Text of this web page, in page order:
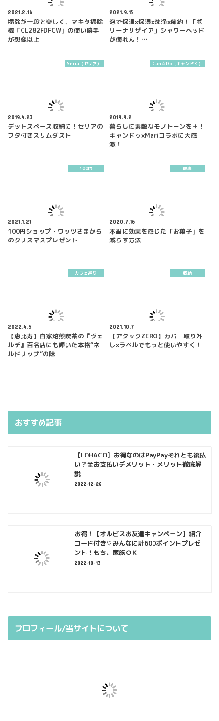
2021.2.16
掃除が一段と楽しく。マキタ掃除
機「CL282FDFCW」の使い勝手
が想像以上
2021.9.13
泡で保温×保湿×洗浄×節約！「ボ
リーナリザイア」シャワーヘッド
が侮れん！…
Seria（セリア）
2019.4.23
デットスペース収納に！セリアの
フタ付きスリムダスト
Can☆Do（キャンドゥ）
2019.9.2
暮らしに素敵なモノトーンを＋！
キャンドゥ×Mariコラボに大感
激！
100均
2021.1.21
100円ショップ・ワッツさまから
のクリスマスプレゼント
健康
2020.7.16
本当に効果を感じた「お菓子」を
減らす方法
カフェ巡り
2022.4.5
【恵比寿】自家焙煎喫茶の『ヴェ
ルデ』百名店にも輝いた本格“ネ
ルドリップ”の味
収納
2021.10.7
【アタックZERO】カバー取り外
し×ラベルでもっと使いやすく！
おすすめ記事
【LOHACO】お得なのはPayPayそれとも後払
い？全お支払いデメリット・メリット徹底解
説
2022-12-28
お得！【オルビスお友達キャンペーン】紹介
コード付き♡みんなに計600ポイントプレゼ
ント！もち、家族ＯＫ
2022-10-13
プロフィール/当サイトについて